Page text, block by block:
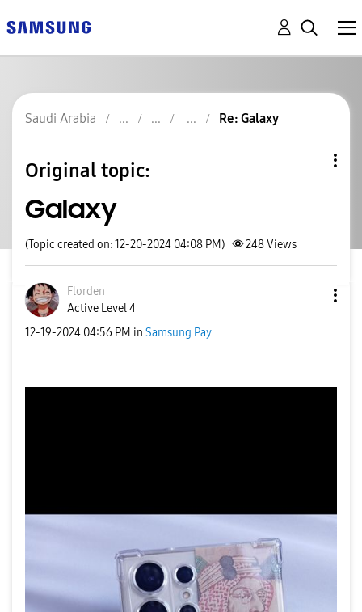
Saudi Arabia Re: Galaxy
Original topic:
Galaxy
(Topic created on: 12-20-2024 04:08 PM) 248Views
Florden
Active Level 4
‎12-19-2024 04:56 PM in Samsung Pay